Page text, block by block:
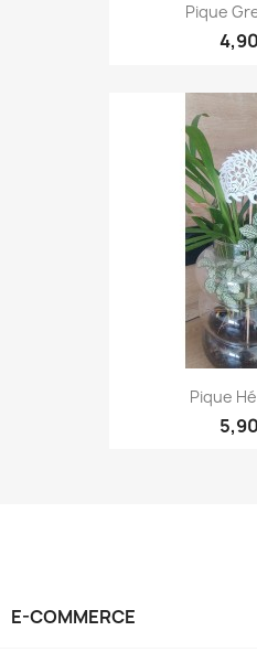
Pique
Pique
E-COMMERCE